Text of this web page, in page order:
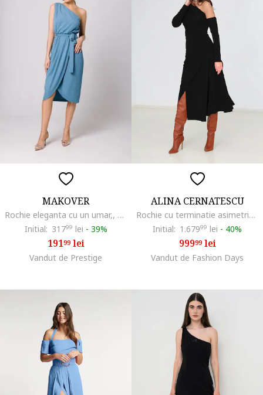
MAKOVER
Rochie eleganta cu un umar,, Albastru
Initial: 31799 lei - 39%
19199lei
Vandut de Prestige
ALINA CERNATESCU
Rochie cu terminatie asimetrica si decupaj pe umeri, Negru
Initial: 1.67999 lei - 40%
99999lei
Vandut de Fashion Days